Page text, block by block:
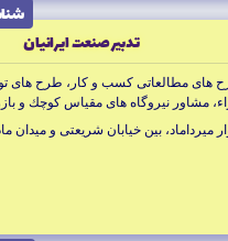
شناسه
تدبير صنعت ايرانيان
هاى مطالعاتى كسب و كار، طرح هاى
مشاور نيروگاه هاى مقياس كوچك و
ميرداماد، بين خيابان شريعتى و ميدان